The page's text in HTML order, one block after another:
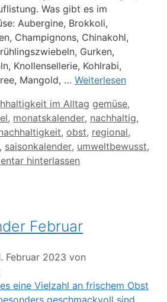
Was gibt es im
Aubergine, Brokkoli,
Champignons, Chinakohl,
Gurken,
Knollensellerie, Kohlrabi,
Mangold, … Weiterlesen
im Alltag Schlagwörter
gemüse,
, monatskalender, nachhaltig,
, obst, regional,
, saisonkalender, umweltbewusst,
hinterlassen
Februar
Februar 2023 von